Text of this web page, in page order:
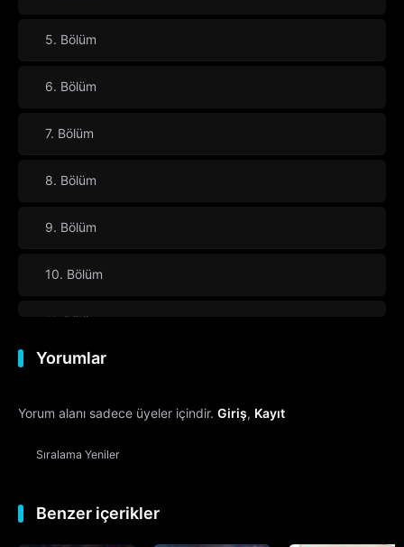
5. Bölüm
6. Bölüm
7. Bölüm
8. Bölüm
9. Bölüm
10. Bölüm
11. Bölüm
12. Bölüm
13. Bölüm
14. Bölüm
15. Bölüm
Yorumlar
Yorum alanı sadece üyeler içindir. Giriş, Kayıt
Sıralama Yeniler
Benzer içerikler